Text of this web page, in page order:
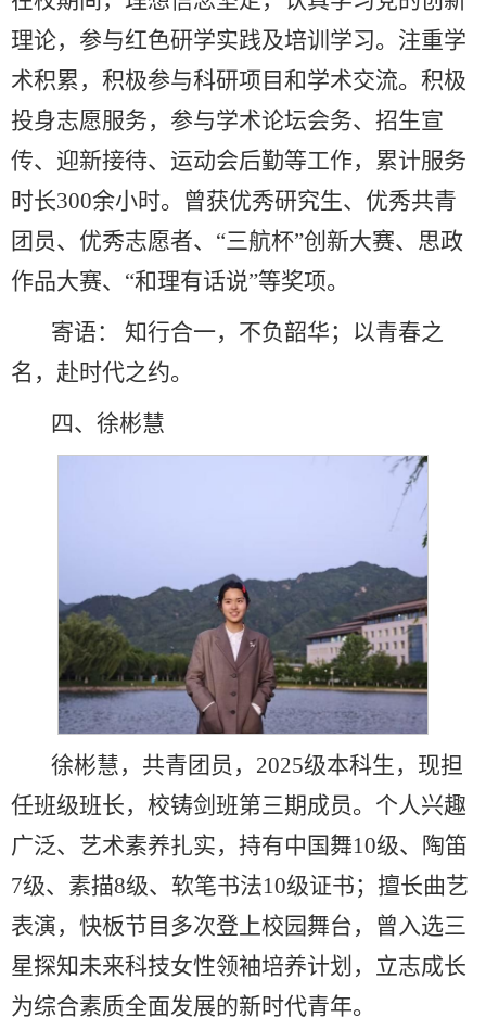
理论，参与红色研学实践及培训学习。注重学
术积累，积极参与科研项目和学术交流。积极
投身志愿服务，参与学术论坛会务、招生宣
传、迎新接待、运动会后勤等工作，累计服务
时长300余小时。曾获优秀研究生、优秀共青
团员、优秀志愿者、“三航杯”创新大赛、思政
作品大赛、“和理有话说”等奖项。
寄语： 知行合一，不负韶华；以青春之
名，赴时代之约。
四、徐彬慧
徐彬慧，共青团员，2025级本科生，现担
任班级班长，校铸剑班第三期成员。个人兴趣
广泛、艺术素养扎实，持有中国舞10级、陶笛
7级、素描8级、软笔书法10级证书；擅长曲艺
表演，快板节目多次登上校园舞台，曾入选三
星探知未来科技女性领袖培养计划，立志成长
为综合素质全面发展的新时代青年。